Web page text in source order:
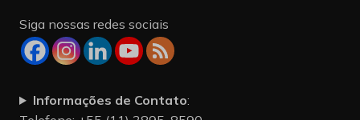
Siga nossas redes sociais
Informações de Contato: